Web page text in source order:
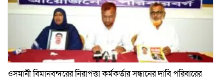
ওসমানী বিমানবন্দরের নিরাপত্তা কর্মকর্তার সন্ধানের দাবি পরিবারের